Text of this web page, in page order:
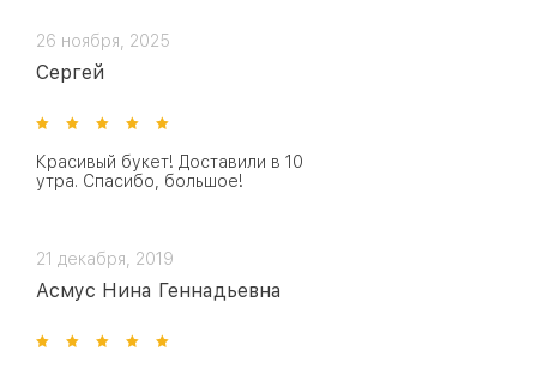
26 ноября, 2025
Сергей
Красивый букет! Доставили в 10
утра. Спасибо, большое!
21 декабря, 2019
Асмус Нина Геннадьевна